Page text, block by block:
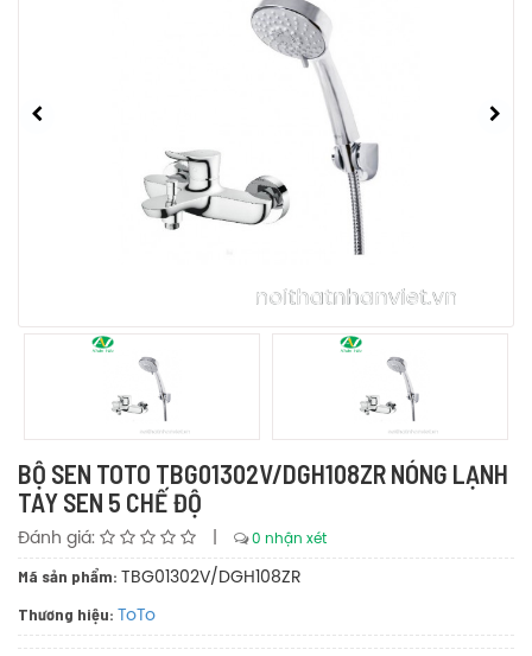
BỘ SEN TOTO TBG01302V/DGH108ZR NÓNG LẠNH
TAY SEN 5 CHẾ ĐỘ
Đánh giá: 0 nhận xét
Mã sản phẩm: TBG01302V/DGH108ZR
Thương hiệu: ToTo